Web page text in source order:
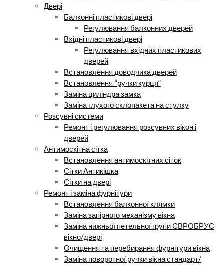
Двері
Балконні пластикові двері
Регулювання балконних дверей
Вхідні пластикові двері
Регулювання вхідних пластикових
дверей
Встановлення доводчика дверей
Встановлення “ручки курця”
Заміна циліндра замка
Заміна глухого склопакета на стулку
Розсувні системи
Ремонт і регулювання розсувних вікон і
дверей
Антимоскітна сітка
Встановлення антимоскітних сіток
Сітки Антикішка
Сітки на двері
Ремонт і заміна фурнітури
Встановлення балконної клямки
Заміна запірного механізму вікна
Заміна нижньої петельної групи ЄВРОБРУС
вікно/двері
Очищення та перебирання фурнітури вікна
Заміна поворотної ручки вікна стандарт/